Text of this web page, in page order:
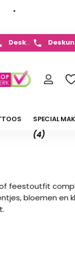
BE v.a. 50,-
besteld,morgen in
Deskundig advies Gratis
SPECIAL
(4)
feestoutfit
bloemen en